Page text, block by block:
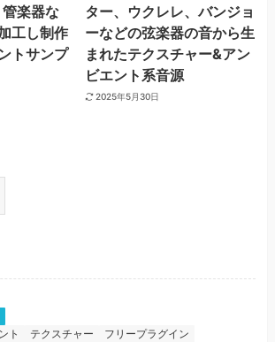
楽器な
工し制作
トサンプ
ター、ウクレレ、バンジョ
ーなどの弦楽器の音から生
まれたテクスチャー&アン
ビエント系音源
2025年5月30日
ト テクスチャー フリープラグイン